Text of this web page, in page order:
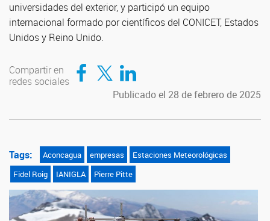
universidades del exterior, y participó un equipo
internacional formado por científicos del CONICET, Estados
Unidos y Reino Unido.
Compartir en
redes sociales
Compartir en Facebook
Compartir en TwitterCompartir en LinkedIn
Publicado el 28 de febrero de 2025
Tags: Aconcagua empresas
Estaciones Meteorológicas
Fidel Roig
IANIGLA Pierre Pitte